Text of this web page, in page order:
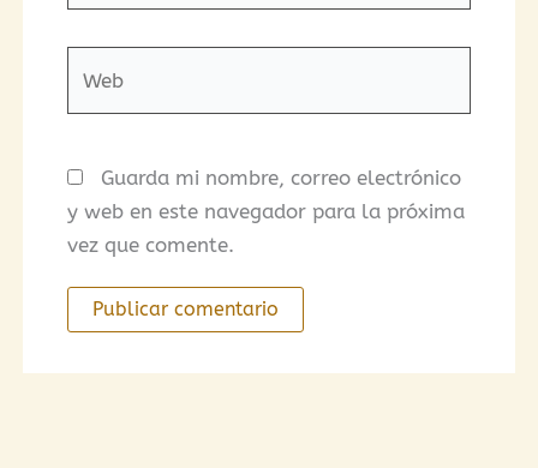
Guarda mi nombre, correo electrónico
y web en este navegador para la próxima
vez que comente.